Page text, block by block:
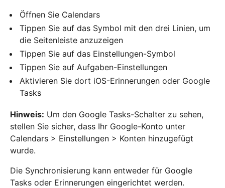
Öffnen Sie Calendars
Tippen Sie auf das Symbol mit den drei Linien, um
die Seitenleiste anzuzeigen
Tippen Sie auf das Einstellungen-Symbol
Tippen Sie auf Aufgaben-Einstellungen
Aktivieren Sie dort iOS-Erinnerungen oder Google
Tasks
Hinweis: Um den Google Tasks-Schalter zu sehen,
stellen Sie sicher, dass Ihr Google-Konto unter
Calendars > Einstellungen > Konten hinzugefügt
wurde.
Die Synchronisierung kann entweder für Google
Tasks oder Erinnerungen eingerichtet werden.